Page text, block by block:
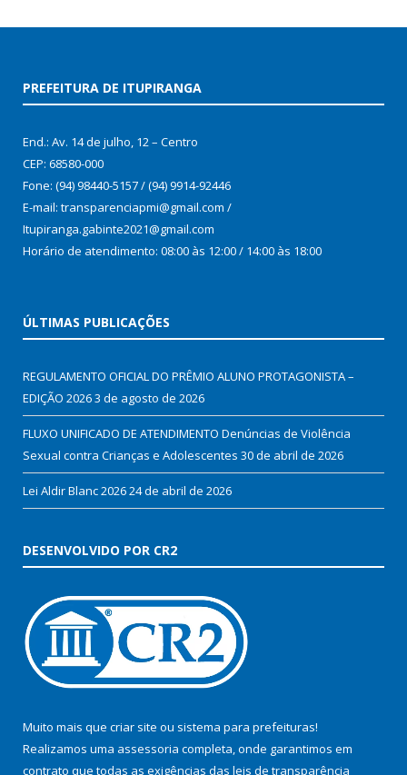
PREFEITURA DE ITUPIRANGA
End.: Av. 14 de julho, 12 – Centro
CEP: 68580-000
Fone: (94) 98440-5157 / (94) 9914-92446
E-mail: transparenciapmi@gmail.com /
Itupiranga.gabinte2021@gmail.com
Horário de atendimento: 08:00 às 12:00 / 14:00 às 18:00
ÚLTIMAS PUBLICAÇÕES
REGULAMENTO OFICIAL DO PRÊMIO ALUNO PROTAGONISTA –
EDIÇÃO 20263 de agosto de 2026
FLUXO UNIFICADO DE ATENDIMENTO Denúncias de Violência
Sexual contra Crianças e Adolescentes 30 de abril de 2026
Lei Aldir Blanc 202624 de abril de 2026
DESENVOLVIDO POR CR2
Muito mais que criar site ou sistema para prefeituras!
Realizamos uma assessoria completa, onde garantimos em
contrato que todas as exigências das leis de transparência